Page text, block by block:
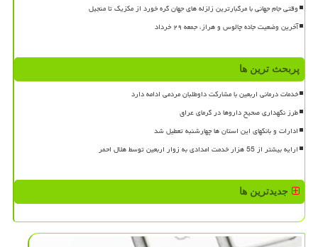
وقتی جام جهانی با مرگبارترین زلزله های جهان گره خورد از مکزیک تا منجیل
آخرین وضعیت جاده چالوس و هراز، جمعه ۲۹ خرداد
پربحث ترین ها
خدمات درمانی اربعین با مشارکت داوطلبان مردمی ادامه دارد
طرز نگهداری صحیح داروها در گرمای عراق
ادارات و بانکهای این استان ها چهارشنبه تعطیل شد
ارایه بیشتر از 55 هزار خدمت امدادی به زوار اربعین توسط هلال احمر
جدیدترین ها